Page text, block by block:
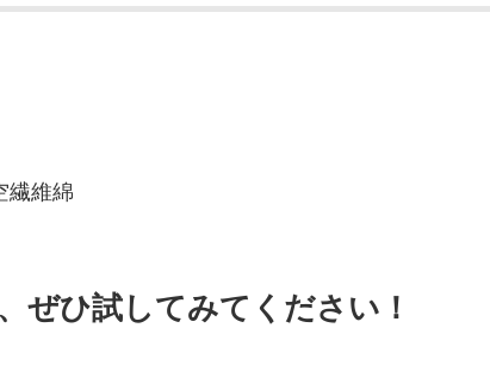
繊維綿
ぜひ試してみてください！